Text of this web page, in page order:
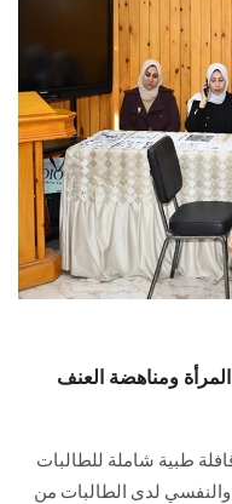
ومناهضة العنف
طبية شاملة للطالبات
والنفسي لدى الطالبات من